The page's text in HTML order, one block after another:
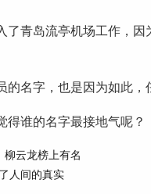
青岛流亭机场工作，
名字，也是因为如此，
谁的名字最接地气呢？
云龙榜上有名
人间的真实